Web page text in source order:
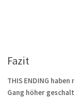
Fazit
THIS ENDING
Gang höher